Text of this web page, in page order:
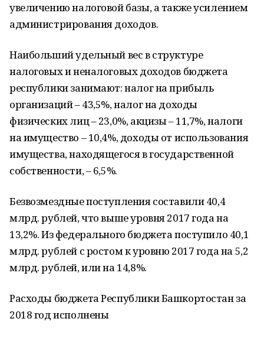
увеличению налоговой базы, а также усилением
администрирования доходов.
Наибольший удельный вес в структуре
налоговых и неналоговых доходов бюджета
республики занимают: налог на прибыль
организаций – 43,5%, налог на доходы
физических лиц – 23,0%, акцизы – 11,7%, налоги
на имущество – 10,4%, доходы от использования
имущества, находящегося в государственной
собственности, – 6,5%.
Безвозмездные поступления составили 40,4
млрд. рублей, что выше уровня 2017 года на
13,2%. Из федерального бюджета поступило 40,1
млрд. рублей с ростом к уровню 2017 года на 5,2
млрд. рублей, или на 14,8%.
Расходы бюджета Республики Башкортостан за
2018 год исполнены